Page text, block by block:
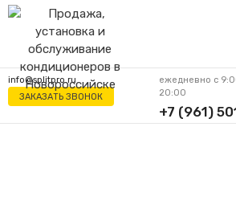
Перейти
содержимому
info@splitpro.ru
ЗАКАЗАТЬ ЗВОНОК
ежедневно с
20:00
+7 (961)
62